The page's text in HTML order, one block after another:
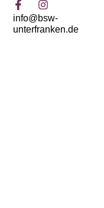
info@bsw-
unterfranken.de